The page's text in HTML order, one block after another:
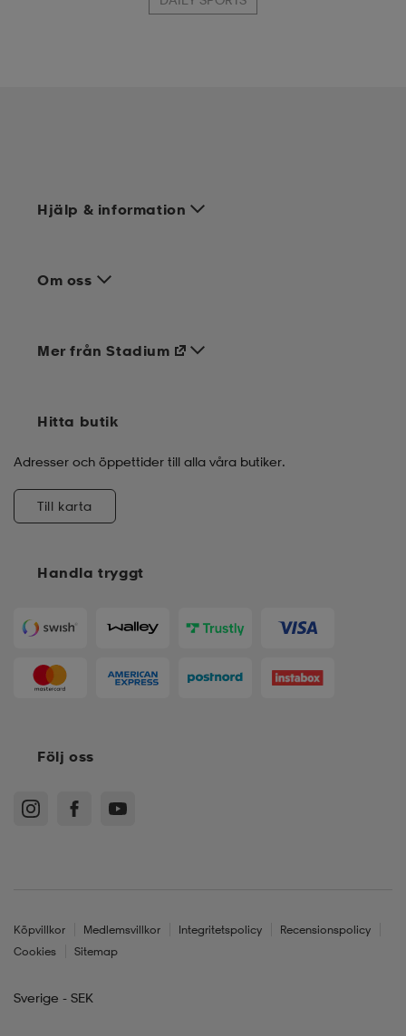
Hjälp & information
Om oss
Handla tryggt
Mer från Stadium
Hitta butik
Adresser och öppettider till alla våra butiker.
Till karta
Följ oss
Köpvillkor Medlemsvillkor Integritetspolicy
Recensionspolicy
Cookies
Sitemap
Sverige - SEK